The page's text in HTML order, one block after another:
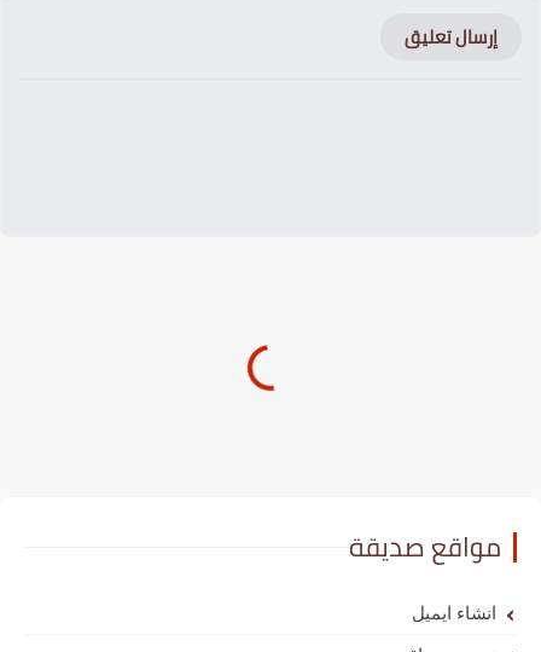
إرسال تعليق
مواقع صديقة
انشاء ايميل